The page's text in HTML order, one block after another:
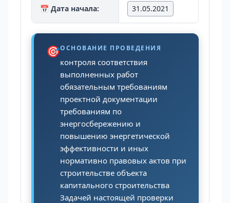
📅 Дата начала: 31.05.2021
🎯ОСНОВАНИЕ ПРОВЕДЕНИЯ
контроля соответствия
выполненных работ
обязательным требованиям
проектной документации
требованиям по
энергосбережению и
повышению энергетической
эффективности и иных
нормативно правовых актов при
строительстве объекта
капитального строительства
Задачей настоящей проверки